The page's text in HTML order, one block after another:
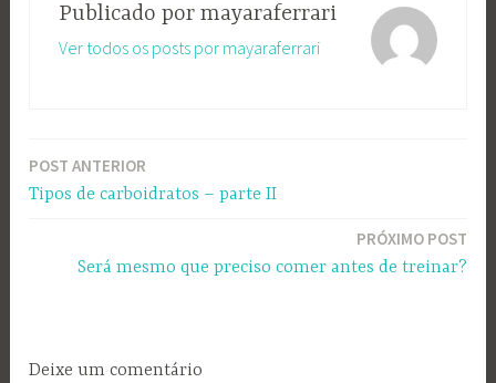
Publicado por mayaraferrari
Ver todos os posts por mayaraferrari
Navegação
de
POST ANTERIOR
Tipos de carboidratos – parte II
PRÓXIMO POST
Será mesmo que preciso comer antes de treinar?
Deixe um comentário